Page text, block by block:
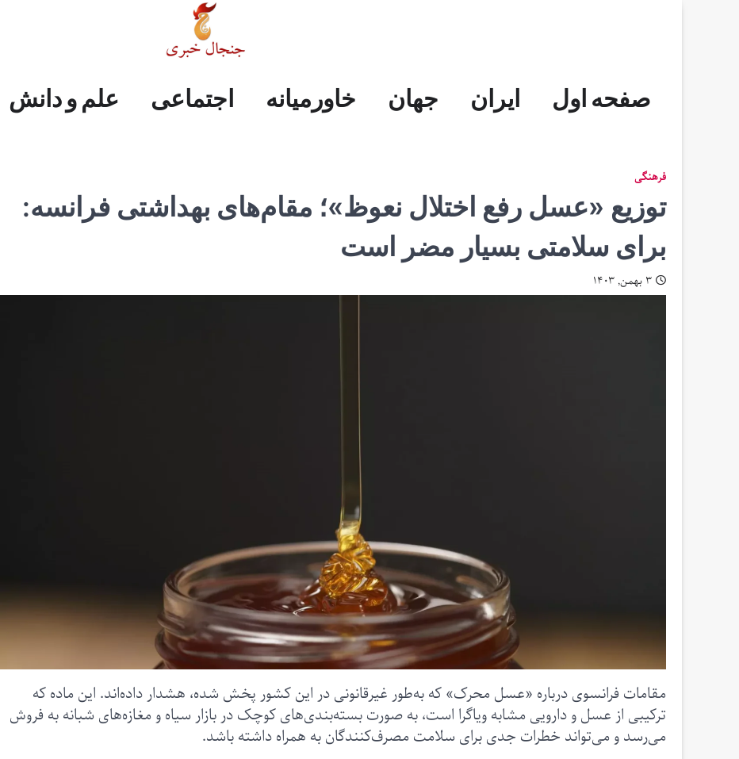
صفحه
ایران
جهان
خاورمیانه
اجتماعی
علم
فرهنگی
صفحه اول ایران جهان خاورمیانه اجتماعی علم و دانش
فرهنگی
توزیع «عسل رفع اختلال نعوظ»؛ مقام‌های بهداشتی فرانسه:
برای سلامتی بسیار مضر است
۳ بهمن, ۱۴۰۳
مقامات فرانسوی درباره «عسل محرک» که به‌طور غیرقانونی در این کشور پخش شده، هشدار داده‌اند. این ماده که
ترکیبی از عسل و دارویی مشابه ویاگرا است، به صورت بسته‌بندی‌های کوچک در بازار سیاه و مغازه‌های شبانه به فروش
می‌رسد و می‌تواند خطرات جدی برای سلامت مصرف‌کنندگان به همراه داشته باشد.